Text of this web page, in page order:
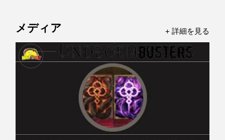
メディア 詳細を見る